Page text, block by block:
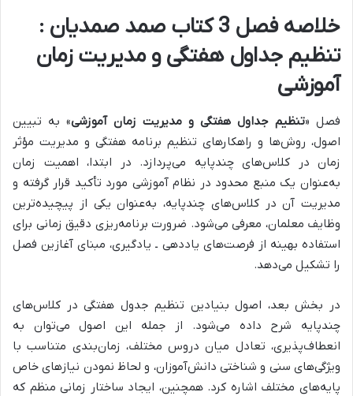
خلاصه فصل 3 کتاب صمد صمدیان :
تنظیم جداول هفتگی و مدیریت زمان
آموزشی
فصل «تنظیم جداول هفتگی و مدیریت زمان آموزشی» به تبیین
اصول، روش‌ها و راهکارهای تنظیم برنامه هفتگی و مدیریت مؤثر
زمان در کلاس‌های چندپایه می‌پردازد. در ابتدا، اهمیت زمان
به‌عنوان یک منبع محدود در نظام آموزشی مورد تأکید قرار گرفته و
مدیریت آن در کلاس‌های چندپایه، به‌عنوان یکی از پیچیده‌ترین
وظایف معلمان، معرفی می‌شود. ضرورت برنامه‌ریزی دقیق زمانی برای
استفاده بهینه از فرصت‌های یاددهی ـ یادگیری، مبنای آغازین فصل
را تشکیل می‌دهد.
در بخش بعد، اصول بنیادین تنظیم جدول هفتگی در کلاس‌های
چندپایه شرح داده می‌شود. از جمله این اصول می‌توان به
انعطاف‌پذیری، تعادل میان دروس مختلف، زمان‌بندی متناسب با
ویژگی‌های سنی و شناختی دانش‌آموزان، و لحاظ نمودن نیازهای خاص
پایه‌های مختلف اشاره کرد. همچنین، ایجاد ساختار زمانی منظم که